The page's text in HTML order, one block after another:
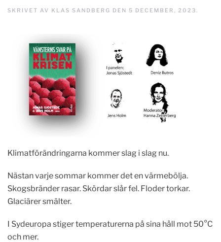
SKRIVET AV KLAS SANDBERG DEN 5 DECEMBER, 2023.
Klimatförändringarna kommer slag i slag nu.
Nästan varje sommar kommer det en värmebölja.
Skogsbränder rasar. Skördar slår fel. Floder torkar.
Glaciärer smälter.
I Sydeuropa stiger temperaturerna på sina håll mot 50°C
och mer.